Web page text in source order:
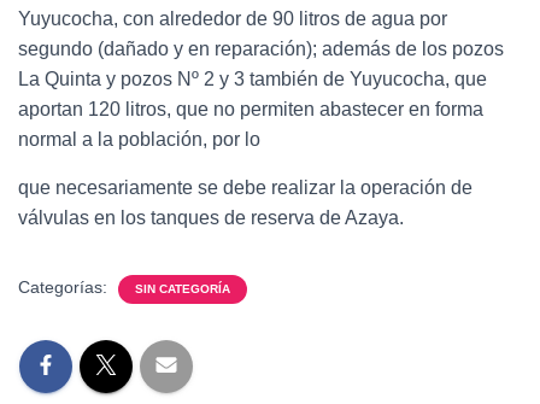
Yuyucocha, con alrededor de 90 litros de agua por
segundo (dañado y en reparación); además de los pozos
La Quinta y pozos Nº 2 y 3 también de Yuyucocha, que
aportan 120 litros, que no permiten abastecer en forma
normal a la población, por lo
que necesariamente se debe realizar la operación de
válvulas en los tanques de reserva de Azaya.
Categorías: SIN CATEGORÍA